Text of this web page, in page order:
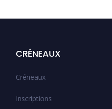
CRÉNEAUX
Créneaux
Inscriptions